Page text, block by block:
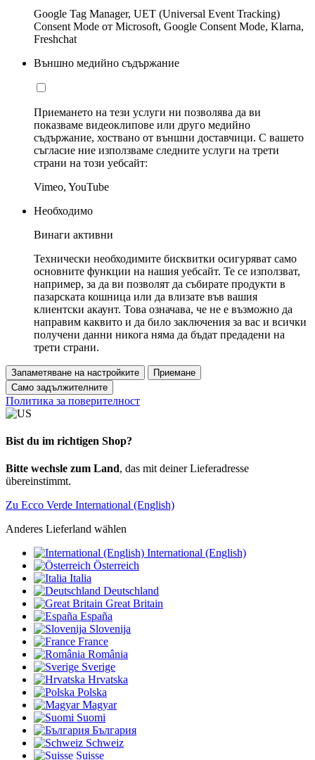
Google Tag Manager, UET (Universal Event Tracking)
Consent Mode от Microsoft, Google Consent Mode, Klarna,
Freshchat
Външно медийно съдържание
Приемането на тези услуги ни позволява да ви
показваме видеоклипове или друго медийно
съдържание, хоствано от външни доставчици. С вашето
съгласие ние използваме следните услуги на трети
страни на този уебсайт:
Vimeo, YouTube
Необходимо
Винаги активни
Технически необходимите бисквитки осигуряват само
основните функции на нашия уебсайт. Те се използват,
например, за да ви позволят да събирате продукти в
пазарската кошница или да влизате във вашия
клиентски акаунт. Това означава, че не е възможно да
направим каквито и да било заключения за вас и всички
получени данни никога няма да бъдат предадени на
трети страни.
Запаметяване на настройките
Приемане
Само задължителните
Политика за поверителност
Bist du im richtigen Shop?
Bitte wechsle zum Land, das mit deiner Lieferadresse
übereinstimmt.
Zu Ecco Verde International (English)
Anderes Lieferland wählen
International (English)
Österreich
Italia
Deutschland
Great Britain
España
Slovenija
France
România
Sverige
Hrvatska
Polska
Magyar
Suomi
България
Schweiz
Suisse